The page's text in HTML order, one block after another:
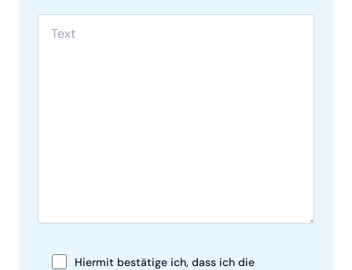
Hiermit bestätige ich, dass ich die